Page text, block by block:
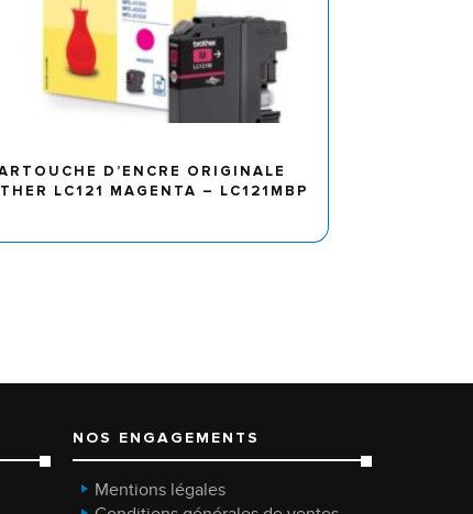
D’ENCRE ORIGINALE
LC121 MAGENTA – LC121MBP
NOS ENGAGEMENTS
Mentions légales